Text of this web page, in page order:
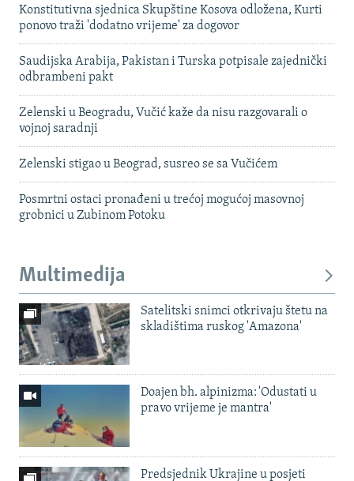
Konstitutivna sjednica Skupštine Kosova odložena, Kurti
ponovo traži 'dodatno vrijeme' za dogovor
Saudijska Arabija, Pakistan i Turska potpisale zajednički
odbrambeni pakt
Zelenski u Beogradu, Vučić kaže da nisu razgovarali o
vojnoj saradnji
Zelenski stigao u Beograd, susreo se sa Vučićem
Posmrtni ostaci pronađeni u trećoj mogućoj masovnoj
grobnici u Zubinom Potoku
Multimedija
Satelitski snimci otkrivaju štetu na
skladištima ruskog 'Amazona'
Doajen bh. alpinizma: 'Odustati u
pravo vrijeme je mantra'
Predsjednik Ukrajine u posjeti